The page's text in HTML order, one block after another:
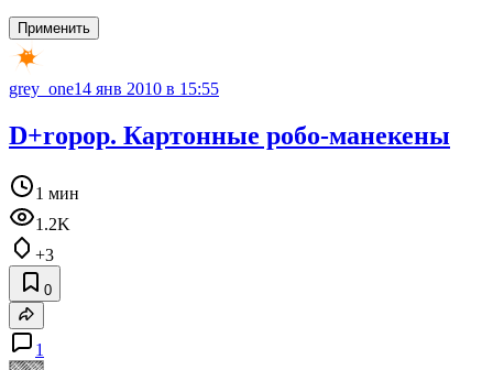
Применить
grey_one14 янв 2010 в 15:55
D+ropop. Картонные робо-манекены
1 мин
1.2K
+3
0
1